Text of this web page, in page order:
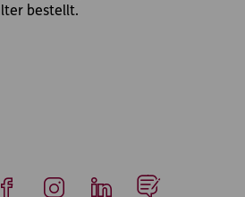
bestellt.